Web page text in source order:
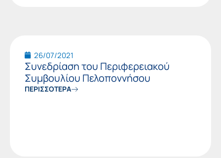
26/07/2021
Συνεδρίαση του Περιφερειακού
Συμβουλίου Πελοποννήσου
ΠΕΡΙΣΣΟΤΕΡΑ